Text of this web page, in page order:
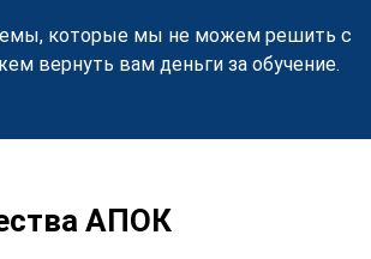
которые мы не можем решить с
вернуть вам деньги за обучение.
АПОК